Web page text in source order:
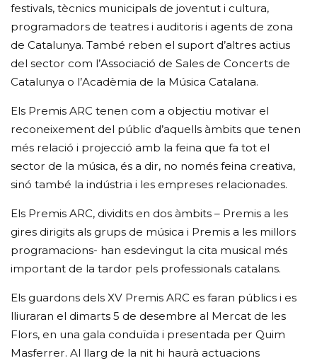
festivals, tècnics municipals de joventut i cultura,
programadors de teatres i auditoris i agents de zona
de Catalunya. També reben el suport d’altres actius
del sector com l’Associació de Sales de Concerts de
Catalunya o l’Acadèmia de la Música Catalana.
Els Premis ARC tenen com a objectiu motivar el
reconeixement del públic d’aquells àmbits que tenen
més relació i projecció amb la feina que fa tot el
sector de la música, és a dir, no només feina creativa,
sinó també la indústria i les empreses relacionades.
Els Premis ARC, dividits en dos àmbits – Premis a les
gires dirigits als grups de música i Premis a les millors
programacions- han esdevingut la cita musical més
important de la tardor pels professionals catalans.
Els guardons dels XV Premis ARC es faran públics i es
lliuraran el dimarts 5 de desembre al Mercat de les
Flors, en una gala conduïda i presentada per Quim
Masferrer. Al llarg de la nit hi haurà actuacions